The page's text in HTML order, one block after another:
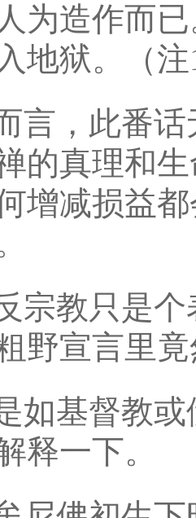
为造作而
地狱。（注
言，此番
的真理和
增减损益
宗教只是
野宣言里
如基督教
释一下。